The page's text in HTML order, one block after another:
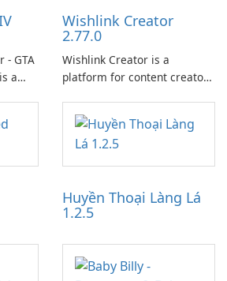
- GTA
a
Wishlink Creator
2.77.0
Wishlink Creator is a
platform for content creators
work through built-in brand
partnerships and integrated
tools for content distribution
and audience engagement.
Huyền Thoại Làng Lá
1.2.5